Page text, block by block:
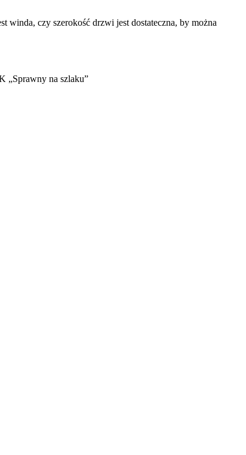
winda, czy szerokość drzwi jest dostateczna, by można
„Sprawny na szlaku”